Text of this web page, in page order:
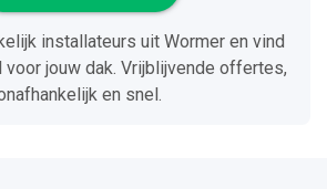
installateurs uit Wormer en vind
jouw dak. Vrijblijvende offertes,
en snel.